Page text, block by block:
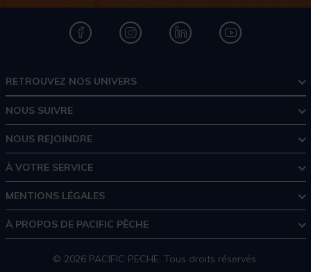
RETROUVEZ NOS UNIVERS
NOUS SUIVRE
NOUS REJOINDRE
À VOTRE SERVICE
MENTIONS LÉGALES
À PROPOS DE PACIFIC PÊCHE
© 2026 PACIFIC PECHE. Tous droits réservés.